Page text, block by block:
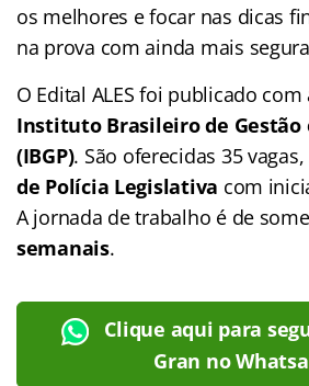
os melhores e focar nas dicas
na prova com ainda mais
O Edital ALES foi publicado
Instituto Brasileiro de Gestão
(IBGP). São oferecidas 35
de Polícia Legislativa com
A jornada de trabalho é de
semanais.
Clique aqui para
Gran no